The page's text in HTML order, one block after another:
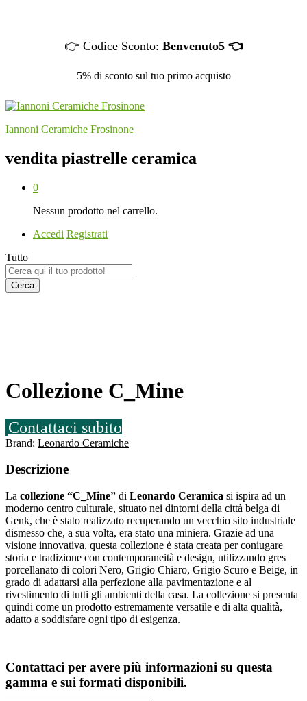
👉 Codice Sconto: Benvenuto5 👈
5% di sconto sul tuo primo acquisto
Iannoni Ceramiche Frosinone
vendita piastrelle ceramica
0
Nessun prodotto nel carrello.
Accedi Registrati
Tutto
Cerca
Collezione C_Mine
Contattaci subito
Brand: Leonardo Ceramiche
Descrizione
La collezione “C_Mine” di Leonardo Ceramica si ispira ad un
moderno centro culturale, situato nei dintorni della città belga di
Genk, che è stato realizzato recuperando un vecchio sito industriale
dismesso che, a sua volta, era stato una miniera. Grazie ad una
visione innovativa, questa collezione è stata creata per coniugare
storia e tradizione con contemporaneità e design, utilizzando gres
porcellanato di colori Nero, Grigio Chiaro, Grigio Scuro e Beige, in
grado di adattarsi alla perfezione alla pavimentazione e al
rivestimento di tutti gli ambienti della casa. La collezione si presenta
quindi come un prodotto estremamente versatile e di alta qualità,
adatto a soddisfare ogni tipo di esigenza.
Contattaci per avere più informazioni su questa
gamma e sui formati disponibili.